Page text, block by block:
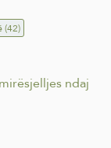
(42)
ndaj